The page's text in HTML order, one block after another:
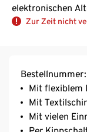
elektronischen
Zur Zeit nicht
Mit flexiblem
Mit
Mit vielen